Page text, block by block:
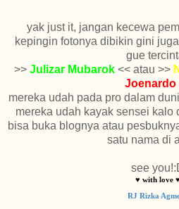
yak just it, jangan kecewa
kepingin fotonya dibikin gini
gue
>> Julizar Mubarok << atau >>
Joenardo
mereka udah pada pro dalam
mereka udah kayak sensei kalo
bisa buka blognya atau
satu nama di
see
♥ with love ♥
RJ Rizka